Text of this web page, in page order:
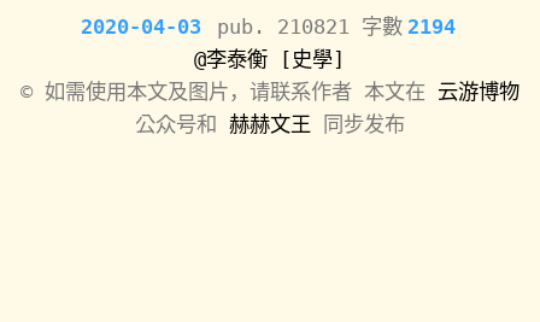
2020-04-03 pub. 210821 字數 2194
@李泰衡
[史學]
©️如需使用本文及图片，请联系作者 本文在 云游博物
公众号和 赫赫文王同步发布